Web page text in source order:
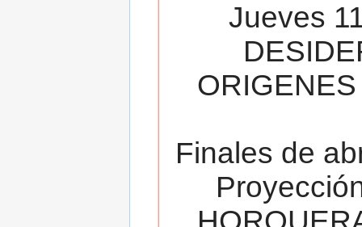
Jueves
Finales de